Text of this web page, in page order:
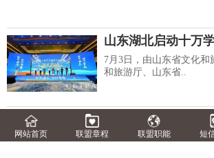
山东湖北启动十万
7月3日，由山东省文化
和旅游厅、山东省..
第四届河北省研学
6月29日，由河北省文化
网站首页 联盟章程 联盟职能 短